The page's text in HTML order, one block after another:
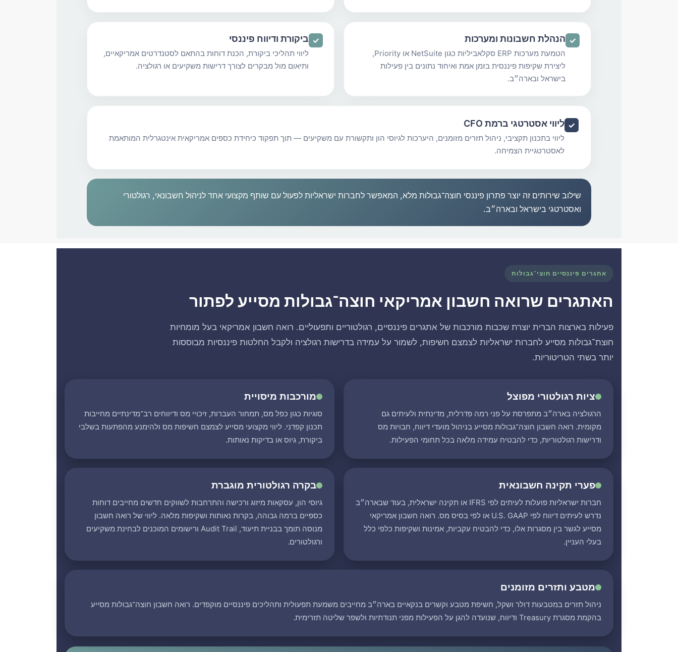
✓ הנהלת חשבונות ומערכות
הטמעת מערכות ERP סקלאביליות כגון NetSuite או Priority,
ליצירת שקיפות פיננסית בזמן אמת ואיחוד נתונים בין פעילות
בישראל ובארה״ב.
✓ ביקורת ודיווח פיננסי
ליווי תהליכי ביקורת, הכנת דוחות בהתאם לסטנדרטים אמריקאיים,
ותיאום מול מבקרים לצורך דרישות משקיעים או רגולציה.
✓ ליווי אסטרטגי ברמת CFO
ליווי בתכנון תקציבי, ניהול תזרים מזומנים, היערכות לגיוסי הון ותקשורת עם משקיעים — תוך תפקוד כיחידת כספים אמריקאית אינטגרלית המותאמת
לאסטרטגיית הצמיחה.
שילוב שירותים זה יוצר פתרון פיננסי חוצה־גבולות מלא, המאפשר לחברות ישראליות לפעול עם שותף מקצועי אחד לניהול חשבונאי, רגולטורי
ואסטרטגי בישראל ובארה״ב.
אתגרים פיננסיים חוצי־גבולות
האתגרים שרואה חשבון אמריקאי חוצה־גבולות מסייע לפתור
פעילות בארצות הברית יוצרת שכבות מורכבות של אתגרים פיננסיים, רגולטוריים ותפעוליים. רואה חשבון אמריקאי בעל מומחיות
חוצת־גבולות מסייע לחברות ישראליות לצמצם חשיפות, לשמור על עמידה בדרישות רגולציה ולקבל החלטות פיננסיות מבוססות
יותר בשתי הטריטוריות.
ציות רגולטורי מפוצל
הרגולציה בארה״ב מתפרסת על פני רמה פדרלית, מדינתית ולעיתים גם
מקומית. רואה חשבון חוצה־גבולות מסייע בניהול מועדי דיווח, חבויות מס
ודרישות רגולטוריות, כדי להבטיח עמידה מלאה בכל תחומי הפעילות.
מורכבות מיסויית
סוגיות כגון כפל מס, תמחור העברות, זיכויי מס ודיווחים רב־מדינתיים מחייבות
תכנון קפדני. ליווי מקצועי מסייע לצמצם חשיפות מס ולהימנע מהפתעות בשלבי
ביקורת, גיוס או בדיקות נאותות.
פערי תקינה חשבונאית
חברות ישראליות פועלות לעיתים לפי IFRS או תקינה ישראלית, בעוד שבארה״ב
נדרש לעיתים דיווח לפי U.S. GAAP או לפי בסיס מס. רואה חשבון אמריקאי
מסייע לגשר בין מסגרות אלו, כדי להבטיח עקביות, אמינות ושקיפות כלפי כלל
בעלי העניין.
בקרה רגולטורית מוגברת
גיוסי הון, עסקאות מיזוג ורכישה והתרחבות לשווקים חדשים מחייבים דוחות
כספיים ברמה גבוהה, בקרות נאותות ושקיפות מלאה. ליווי של רואה חשבון
מנוסה תומך בבניית תיעוד, Audit Trail ורישומים המוכנים לבחינת משקיעים
ורגולטורים.
מטבע ותזרים מזומנים
ניהול תזרים במטבעות דולר ושקל, חשיפת מטבע וקשרים בנקאיים בארה״ב מחייבים משמעת תפעולית ותהליכים פיננסיים מוקפדים. רואה חשבון חוצה־גבולות מסייע
בהקמת מסגרת Treasury ודיווח, שנועדה להגן על הפעילות מפני תנודתיות ולשפר שליטה תזרימית.